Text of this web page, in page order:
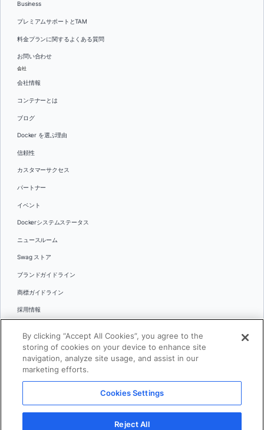
Business
プレミアムサポートとTAM
料金プランに関するよくある質問
お問い合わせ
会社
会社情報
コンテナーとは
ブログ
Docker を選ぶ理由
信頼性
カスタマーサクセス
パートナー
イベント
Dockerシステムステータス
ニュースルーム
Swag ストア
ブランドガイドライン
商標ガイドライン
採用情報
言語
日本語
© 2026 Docker Inc.全著作権所有
利用規約(英語)
プライバシー
By clicking “Accept All Cookies”, you agree to the
storing of cookies on your device to enhance site
navigation, analyze site usage, and assist in our
marketing efforts.
Cookies Settings
Reject All